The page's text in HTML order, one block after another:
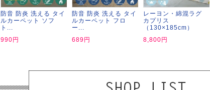
防音 防炎 洗える タイ
ルカーペット ソフ
ト...
990円
防音 防炎 洗える タイ
ルカーペット フロ
ー...
689円
レーヨン・綿混ラグ
カプリス
（130×185cm）
8,800円